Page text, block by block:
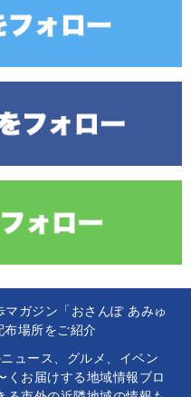
ガジン「おさんぽ あみゅ
布場所をご紹介
ュース、グルメ、イベン
くお届けする地域情報ブロ